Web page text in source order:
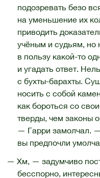
подозревать безо
на уменьшение их
приводить
учёным и судьям, но
в пользу какой-то
и угадать ответ.
с бухты-барахты.
носить с собой
как бороться со
тверды, чем законы
— Гарри замолчал. —
вы предпочли
— Хм, — задумчиво
бесспорно,